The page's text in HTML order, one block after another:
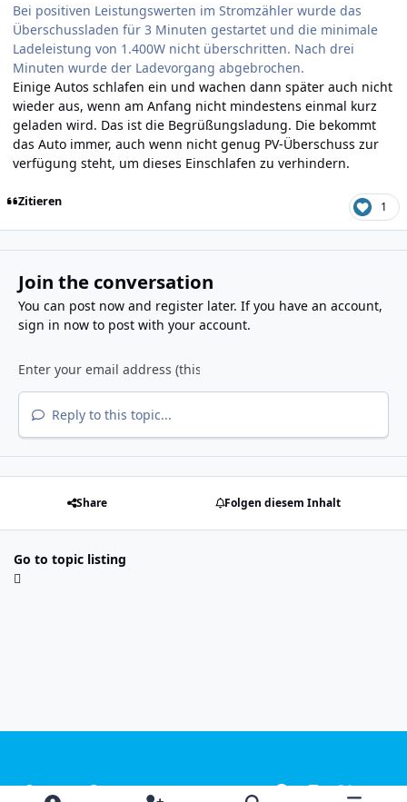
Bei positiven Leistungswerten im Stromzähler wurde das
Überschussladen für 3 Minuten gestartet und die minimale
Ladeleistung von 1.400W nicht überschritten. Nach drei
Minuten wurde der Ladevorgang abgebrochen.
Einige Autos schlafen ein und wachen dann später auch nicht
wieder aus, wenn am Anfang nicht mindestens einmal kurz
geladen wird. Das ist die Begrüßungsladung. Die bekommt
das Auto immer, auch wenn nicht genug PV-Überschuss zur
verfügung steht, um dieses Einschlafen zu verhindern.
Zitieren 1
Join the conversation
You can post now and register later. If you have an account,
sign in nowto post with your account.
Reply to this topic...
Share Folgen diesem Inhalt
Go to topic listing
Light ModeDark ModeSystem Preference
f
i
x
y